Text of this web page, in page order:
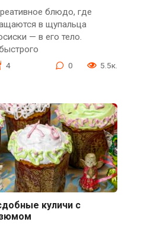
блюдо, где
в щупальца
— в его тело.
4 0 5.5к.
куличи с